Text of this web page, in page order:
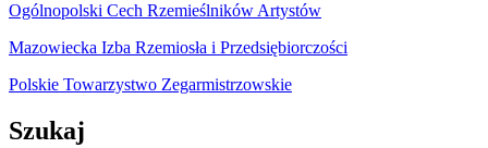
Ogólnopolski Cech Rzemieślników Artystów
Mazowiecka Izba Rzemiosła i Przedsiębiorczości
Polskie Towarzystwo Zegarmistrzowskie
Szukaj